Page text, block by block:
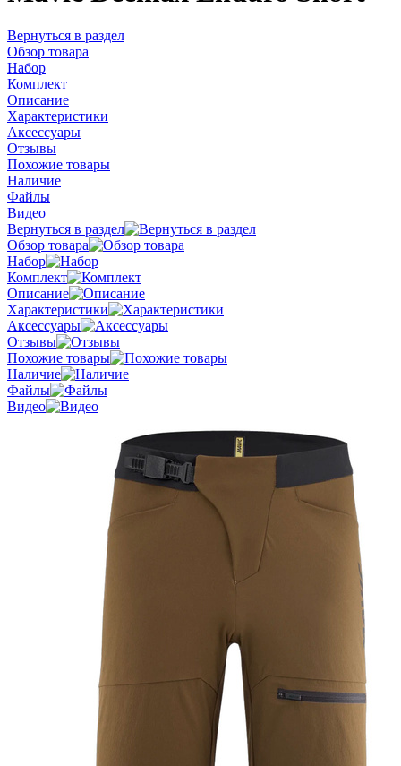
Вернуться в раздел
Обзор товара
Набор
Комплект
Описание
Характеристики
Аксессуары
Отзывы
Похожие товары
Наличие
Файлы
Видео
Вернуться в раздел
Обзор товара
Набор
Комплект
Описание
Характеристики
Аксессуары
Отзывы
Похожие товары
Наличие
Файлы
Видео